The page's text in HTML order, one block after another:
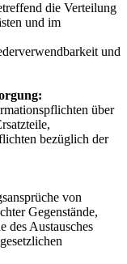
die Verteilung
und im
und
über
bezüglich der
von
Gegenstände,
des Austausches